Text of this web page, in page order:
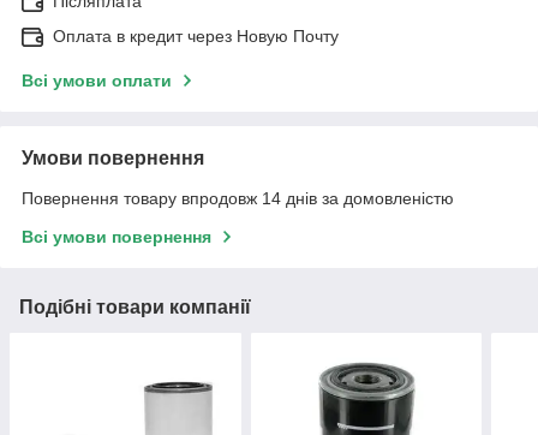
Оплата в кредит через Новую Почту
Всі умови оплати
Умови повернення
Повернення товару впродовж 14 днів за домовленістю
Всі умови повернення
Подібні товари компанії